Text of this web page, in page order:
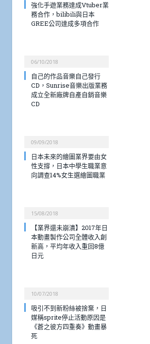
強化手遊業務達成Vtuber業
務合作，bilibili與日本
GREE公司達成多項合作
06/10/2018
自己的作品音樂自己發行
CD，Sunrise音樂出版業務
成立全新廠牌自產自銷音樂
CD
09/09/2018
日本未來的繪圖業界要由女
性支撐，日本中學生職業意
向調查14%女生選繪圖職業
15/08/2018
【業界還未崩潰】2017年日
本動畫製作公司全體收入創
新高，平均年收入重回8億
日元
10/07/2018
吸引不到新粉絲被捨棄，日
媒稱sprite停止活動原因是
《蒼之彼方四重奏》動畫暴
死